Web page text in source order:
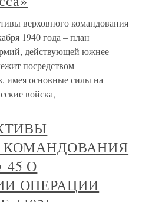
верховного командования
1940 года – план
действующей южнее
посредством
имея основные силы на
войска,
КОМАНДОВАНИЯ
О
ОПЕРАЦИИ